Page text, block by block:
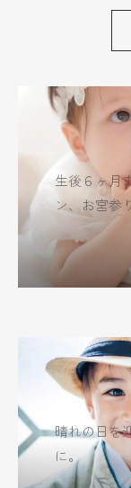
生後６ヶ月
ン、お宮参
晴れの日を
に。